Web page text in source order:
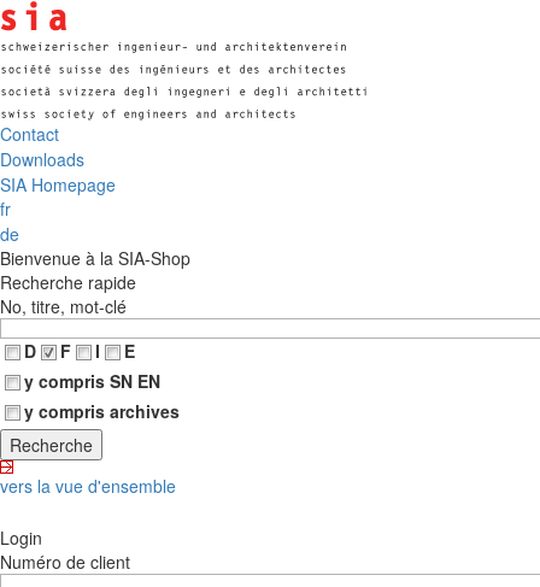
Contact
Downloads
SIA Homepage
fr
de
Bienvenue à la SIA-Shop
Recherche rapide
No, titre, mot-clé
D
F I
E
y compris SN EN
y compris archives
vers la vue d'ensemble
Login
Numéro de client